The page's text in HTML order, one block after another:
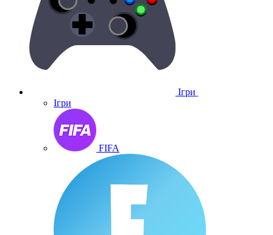
Ігри
Ігри
FIFA